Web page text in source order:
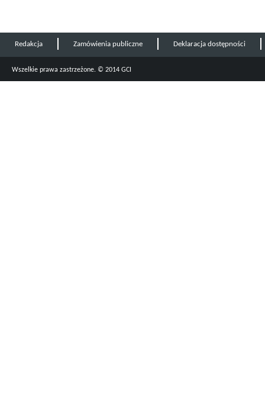
Redakcja Zamówienia publiczne Deklaracja dostępności
Wszelkie prawa zastrzeżone. © 2014 GCI